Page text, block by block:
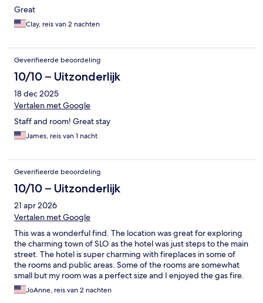
Great
Clay, reis van 2 nachten
Geverifieerde beoordeling
10/10 – Uitzonderlijk
18 dec 2025
Vertalen met Google
Staff and room! Great stay
James, reis van 1 nacht
Geverifieerde beoordeling
10/10 – Uitzonderlijk
21 apr 2026
Vertalen met Google
This was a wonderful find. The location was great for exploring
the charming town of SLO as the hotel was just steps to the main
street. The hotel is super charming with fireplaces in some of
the rooms and public areas. Some of the rooms are somewhat
small but my room was a perfect size and I enjoyed the gas fire.
In the morning there were excellent pastry along with some fruit
& tea/coffee for the guests. The hotel has a beautiful bistro and
JoAnne, reis van 2 nachten